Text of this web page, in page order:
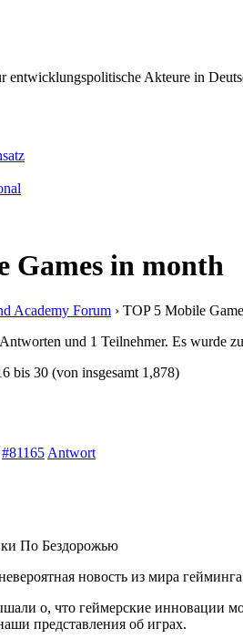
entwicklungspolitische Akteure in
Games in month
Academy Forum › TOP 5 Mobile
und 1 Teilnehmer. Es wurde
bis 30 (von insgesamt 1,878)
#81165 Antwort
По Бездорожью
новость из мира
о, что геймерские инновации
представления об играх.